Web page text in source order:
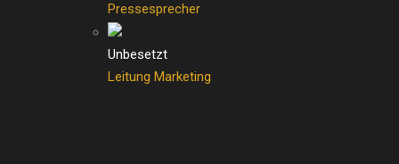
Pressesprecher
Unbesetzt
Leitung Marketing